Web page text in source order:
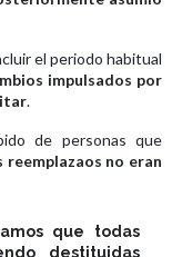
el periodo habitual
impulsados por
.
de personas que
reemplazaos no eran
que todas
destituidas